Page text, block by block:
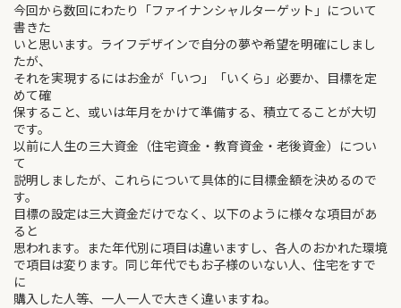
今回から数回にわたり「ファイナンシャルターゲット」について
書きた
いと思います。ライフデザインで自分の夢や希望を明確にしまし
たが、
それを実現するにはお金が「いつ」「いくら」必要か、目標を定
めて確
保すること、或いは年月をかけて準備する、積立てることが大切
です。
以前に人生の三大資金（住宅資金・教育資金・老後資金）につい
て
説明しましたが、これらについて具体的に目標金額を決めるので
す。
目標の設定は三大資金だけでなく、以下のように様々な項目があ
ると
思われます。また年代別に項目は違いますし、各人のおかれた環境
で項目は変ります。同じ年代でもお子様のいない人、住宅をすで
に
購入した人等、一人一人で大きく違いますね。